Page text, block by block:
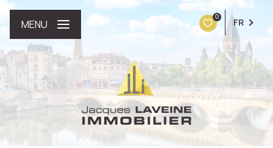
0 FR
MENU